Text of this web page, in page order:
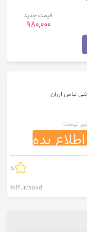
قیمت جدید
980,000
نیست
بده
5
tkff.ir/ao8d